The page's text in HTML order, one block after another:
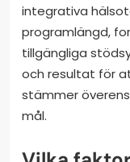
integrativa
programlängd,
tillgängliga
och resultat för
stämmer
mål.